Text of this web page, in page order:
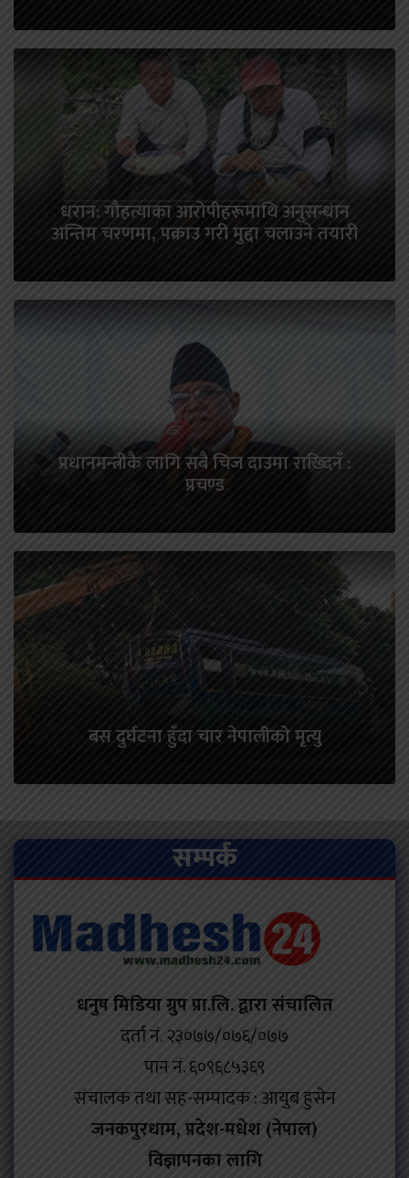
धरान: गौहत्याका आरोपीहरूमाथि अनुसन्धान
अन्तिम चरणमा, पक्राउ गरी मुद्दा चलाउने तयारी
प्रधानमन्त्रीकै लागि सबै चिज दाउमा राख्दिनँ :
प्रचण्ड
बस दुर्घटना हुँदा चार नेपालीको मृत्यु
सम्पर्क
धनुष मिडिया ग्रुप प्रा.लि. द्वारा संचालित
दर्ता नं. २३०७७/०७६/०७७
पान नं. ६०९६८५३६९
संचालक तथा सह-सम्पादक : आयुब हुसेन
जनकपुरधाम, प्रदेश-मधेश (नेपाल)
विज्ञापनका लागि